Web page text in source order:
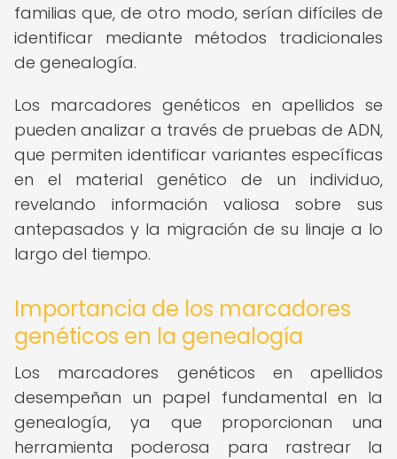
familias que, de otro modo, serían difíciles de
identificar mediante métodos tradicionales
de genealogía.
Los marcadores genéticos en apellidos se
pueden analizar a través de pruebas de ADN,
que permiten identificar variantes específicas
en el material genético de un individuo,
revelando información valiosa sobre sus
antepasados y la migración de su linaje a lo
largo del tiempo.
Importancia de los marcadores
genéticos en la genealogía
Los marcadores genéticos en apellidos
desempeñan un papel fundamental en la
genealogía, ya que proporcionan una
herramienta poderosa para rastrear la